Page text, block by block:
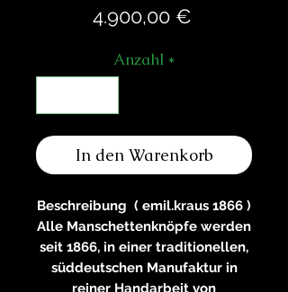
4.900,00 €Preis
Anzahl *
In den Warenkorb
Beschreibung ( emil.kraus 1866 )
Alle Manschettenknöpfe werden
seit 1866, in einer traditionellen,
süddeutschen Manufaktur in
reiner Handarbeit von